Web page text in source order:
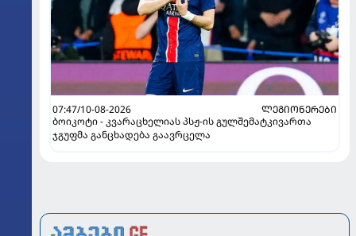
07:47/10-08-2026
ᲚᲔᲒᲘᲝᲜᲔᲠᲔᲑᲘ
ბოიკოტი - კვარაცხელიას პსჟ-ის გულშემატკივართა
ჯგუფმა განცხადება გაავრცელა